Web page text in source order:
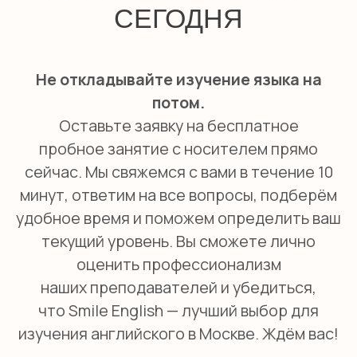
Английская гувернантка
О КОМПАНИИ
КОНТАКТЫ
Блог
Оплата
О школе
+7 (495) 278-08-79